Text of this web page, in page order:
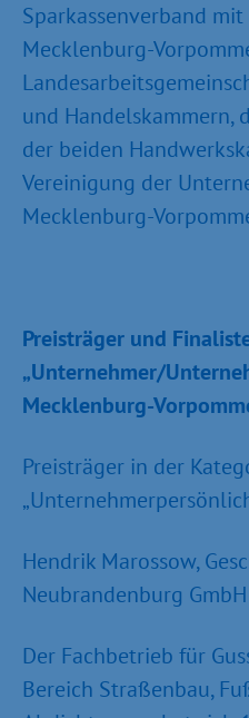
Sparkassenverband
Mecklenburg-
und Handelskammern,
der beiden
Vereinigung der
Mecklenburg-
Preisträger und
„Unternehmer/
Mecklenburg-
Preisträger in der
Hendrik Marossow,
Neubrandenburg GmbH
Der Fachbetrieb für
Bereich Straßenbau,